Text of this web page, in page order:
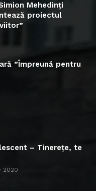
Mehedinți
proiectul
”Împreună pentru
– Tinerețe, te
2020